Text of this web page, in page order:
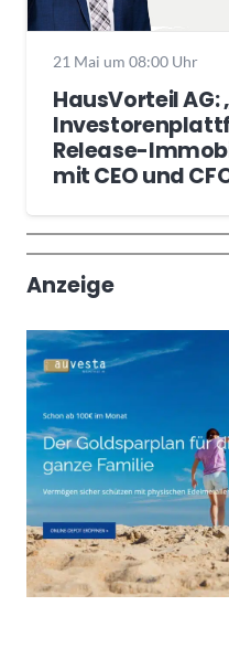
21 Mai um 08:00 Uhr
HausVorteil AG:
Release-
mit CEO und
Anzeige